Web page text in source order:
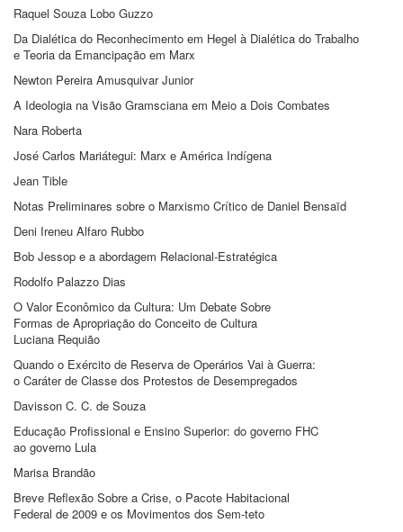
Raquel Souza Lobo Guzzo
Da Dialética do Reconhecimento em Hegel à Dialética do Trabalho
e Teoria da Emancipação em Marx
Newton Pereira Amusquivar Junior
A Ideologia na Visão Gramsciana em Meio a Dois Combates
Nara Roberta
José Carlos Mariátegui: Marx e América Indígena
Jean Tible
Notas Preliminares sobre o Marxismo Crítico de Daniel Bensaïd
Deni Ireneu Alfaro Rubbo
Bob Jessop e a abordagem Relacional-Estratégica
Rodolfo Palazzo Dias
O Valor Econômico da Cultura: Um Debate Sobre
Formas de Apropriação do Conceito de Cultura
Luciana Requião
Quando o Exército de Reserva de Operários Vai à Guerra:
o Caráter de Classe dos Protestos de Desempregados
Davisson C. C. de Souza
Educação Profissional e Ensino Superior: do governo FHC
ao governo Lula
Marisa Brandão
Breve Reflexão Sobre a Crise, o Pacote Habitacional
Federal de 2009 e os Movimentos dos Sem-teto